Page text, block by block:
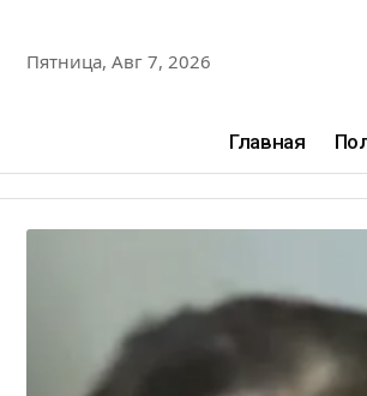
Пятница, Авг 7, 2026
Главная